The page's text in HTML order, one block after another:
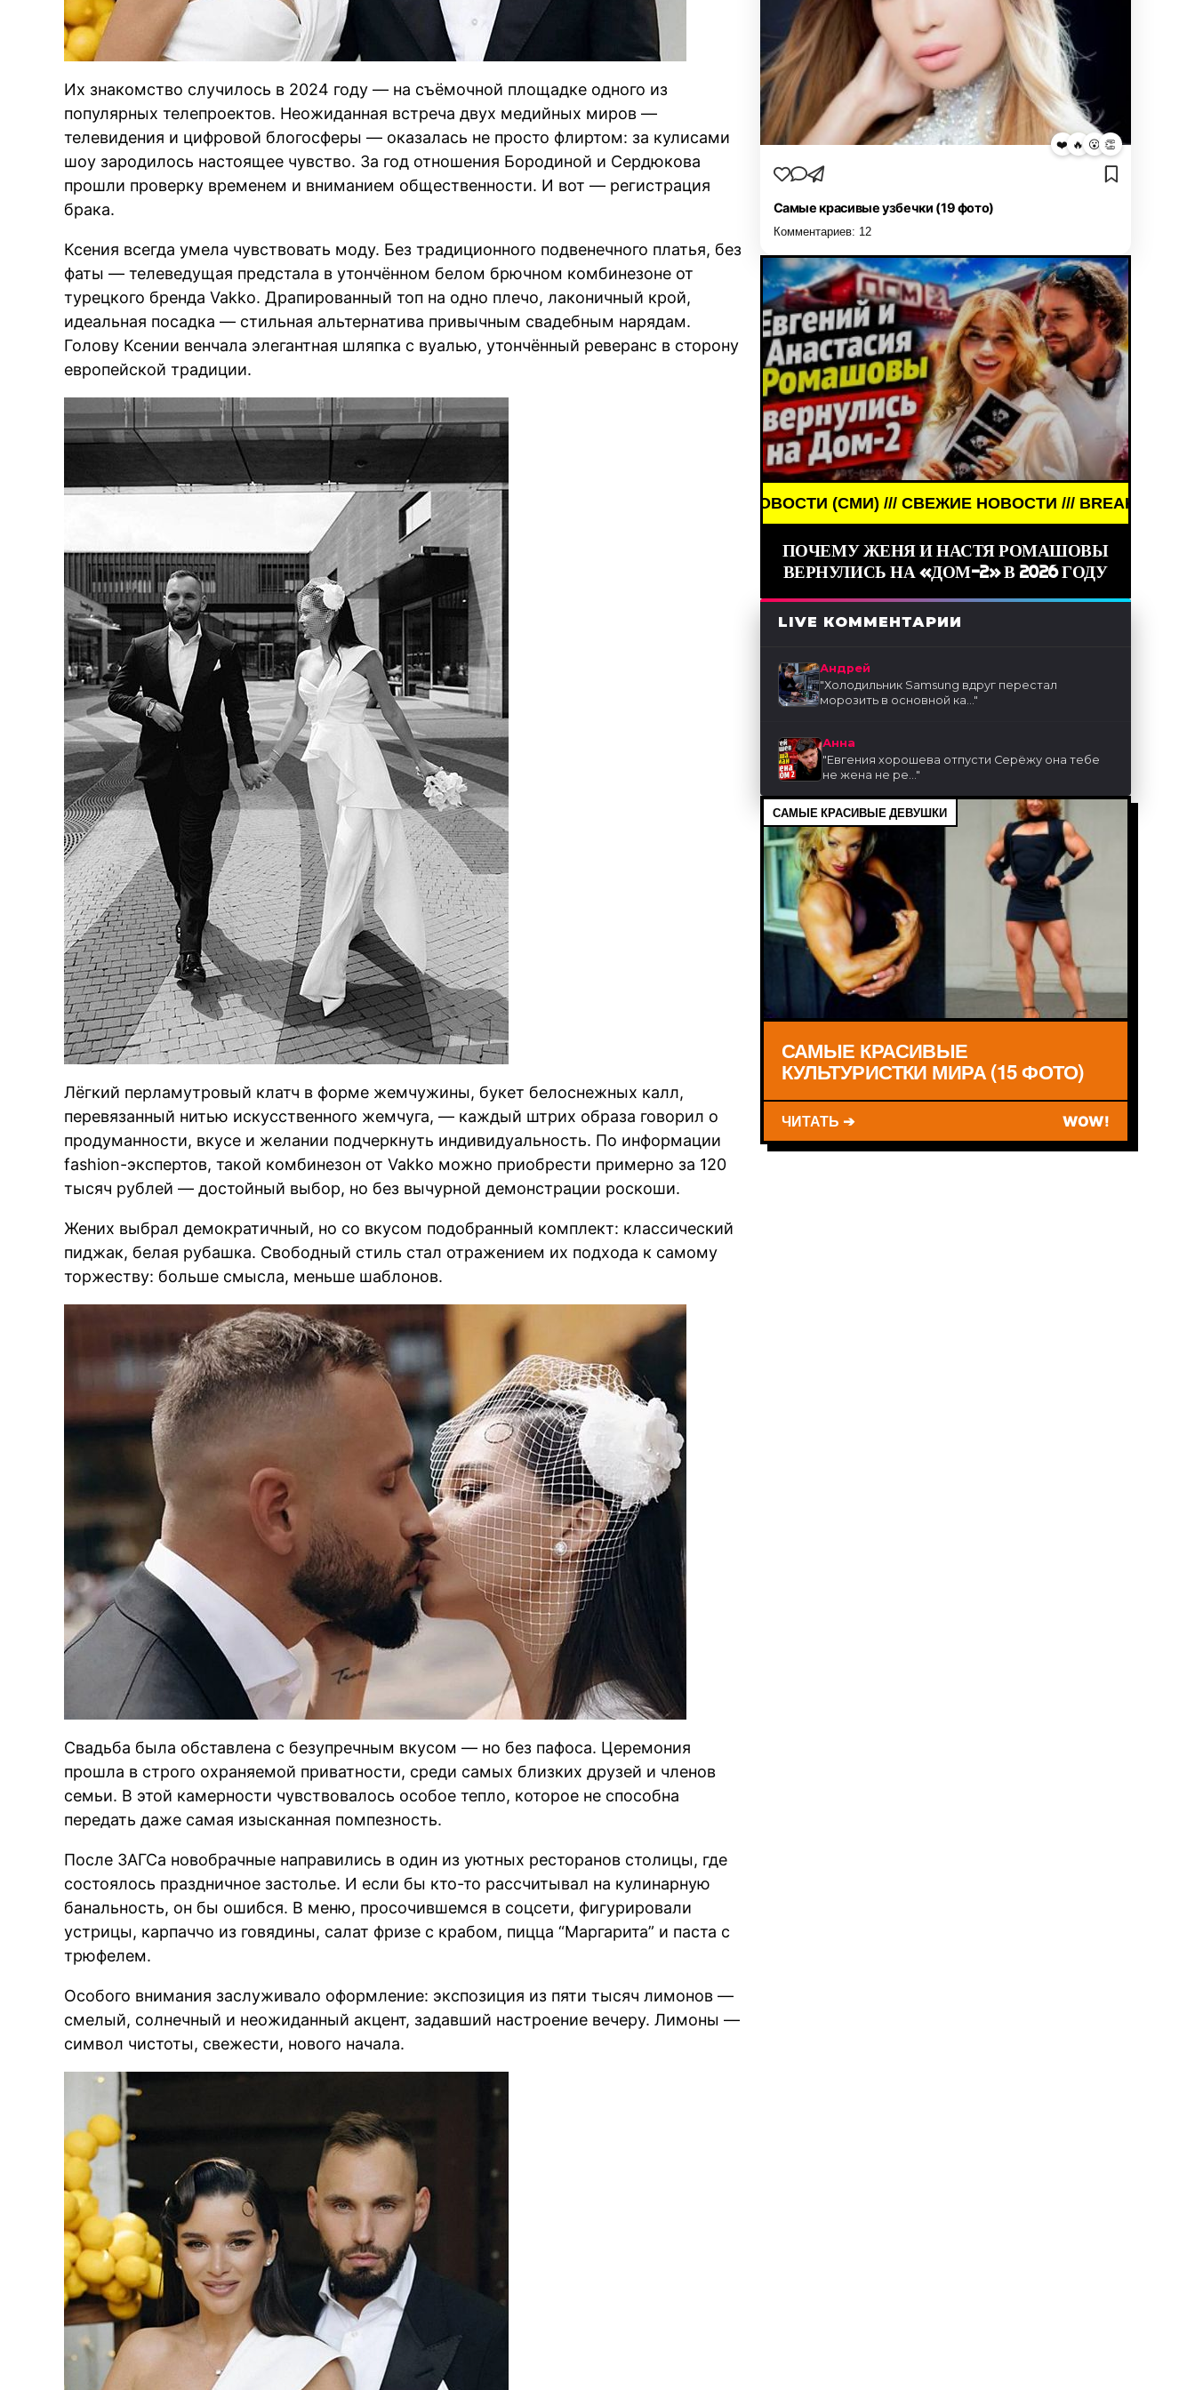
Их знакомство случилось в 2024 году — на съёмочной площадке одного из
популярных телепроектов. Неожиданная встреча двух медийных миров —
телевидения и цифровой блогосферы — оказалась не просто флиртом: за кулисами
шоу зародилось настоящее чувство. За год отношения Бородиной и Сердюкова
прошли проверку временем и вниманием общественности. И вот — регистрация
брака.
Ксения всегда умела чувствовать моду. Без традиционного подвенечного платья, без
фаты — телеведущая предстала в утончённом белом брючном комбинезоне от
турецкого бренда Vakko. Драпированный топ на одно плечо, лаконичный крой,
идеальная посадка — стильная альтернатива привычным свадебным нарядам.
Голову Ксении венчала элегантная шляпка с вуалью, утончённый реверанс в сторону
европейской традиции.
Лёгкий перламутровый клатч в форме жемчужины, букет белоснежных калл,
перевязанный нитью искусственного жемчуга, — каждый штрих образа говорил о
продуманности, вкусе и желании подчеркнуть индивидуальность. По информации
fashion-экспертов, такой комбинезон от Vakko можно приобрести примерно за 120
тысяч рублей — достойный выбор, но без вычурной демонстрации роскоши.
Жених выбрал демократичный, но со вкусом подобранный комплект: классический
пиджак, белая рубашка. Свободный стиль стал отражением их подхода к самому
торжеству: больше смысла, меньше шаблонов.
Свадьба была обставлена с безупречным вкусом — но без пафоса. Церемония
прошла в строго охраняемой приватности, среди самых близких друзей и членов
семьи. В этой камерности чувствовалось особое тепло, которое не способна
передать даже самая изысканная помпезность.
После ЗАГСа новобрачные направились в один из уютных ресторанов столицы, где
состоялось праздничное застолье. И если бы кто-то рассчитывал на кулинарную
банальность, он бы ошибся. В меню, просочившемся в соцсети, фигурировали
устрицы, карпаччо из говядины, салат фризе с крабом, пицца “Маргарита” и паста с
трюфелем.
Особого внимания заслуживало оформление: экспозиция из пяти тысяч лимонов —
смелый, солнечный и неожиданный акцент, задавший настроение вечеру. Лимоны —
символ чистоты, свежести, нового начала.
❤️ 🔥 😮 👏
Самые красивые узбечки (19 фото)
Комментариев: 12
BREAKING NEWS /// НОВОСТИ (СМИ) /// СВЕЖИЕ НОВОСТИ /// BREAKING NEWS ///
ПОЧЕМУ ЖЕНЯ И НАСТЯ РОМАШОВЫ
ВЕРНУЛИСЬ НА «ДОМ-2» В 2026 ГОДУ
LIVE КОММЕНТАРИИ
Андрей
"Холодильник Samsung вдруг перестал
морозить в основной ка..."
Анна
"Евгения хорошева отпусти Серёжу она тебе
не жена не ре..."
САМЫЕ КРАСИВЫЕ ДЕВУШКИ
САМЫЕ КРАСИВЫЕ
КУЛЬТУРИСТКИ МИРА (15 ФОТО)
ЧИТАТЬ ➔ WOW!